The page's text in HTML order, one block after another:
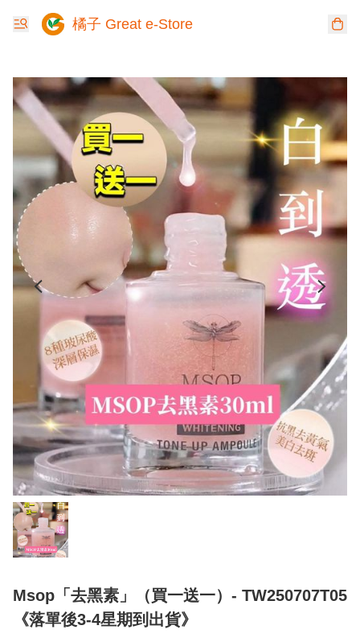
橘子 Great e-Store
Msop「去黑素」（買一送一）- TW250707T05
《落單後3-4星期到出貨》